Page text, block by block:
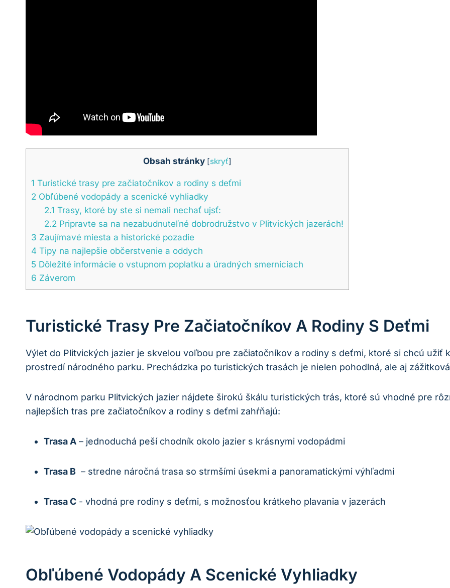
Obsah stránky [skryť]
1 Turistické trasy pre začiatočníkov a rodiny s deťmi
2 Obľúbené vodopády a scenické vyhliadky
2.1 Trasy, ktoré by ‍ste si nemali nechať ujsť:
2.2 Pripravte ⁣sa⁢ na nezabudnuteľné ⁤dobrodružstvo v‌ Plitvických jazerách!
3 Zaujímavé miesta a historické ‍pozadie
4 Tipy na‌ najlepšie občerstvenie⁣ a oddych
5 Dôležité informácie​ o vstupnom poplatku a úradných smerniciach
6 Záverom
Turistické Trasy Pre Začiatočníkov A Rodiny S Deťmi
Výlet do Plitvických jazier ‌je skvelou voľbou pre začiatočníkov a rodiny s deťmi, ktoré si chcú užiť
prostredí národného parku. Prechádzka po ‍turistických trasách​ je nielen pohodlná,⁤ ale aj
V národnom parku Plitvických jazier nájdete⁢ širokú ‌škálu‌ turistických trás,‌ ktoré‌ sú vhodné pre
‍najlepších tras pre začiatočníkov a rodiny s ⁢deťmi zahŕňajú:
Trasa⁢ A – jednoduchá peší chodník okolo jazier s krásnymi vodopádmi
Trasa B ⁢ – stredne náročná trasa so strmšími úsekmi a panoramatickými ‌výhľadmi
Trasa​ C -⁣ vhodná pre rodiny s deťmi, s možnosťou krátkeho plavania⁣ v jazerách
Obľúbené Vodopády A Scenické Vyhliadky